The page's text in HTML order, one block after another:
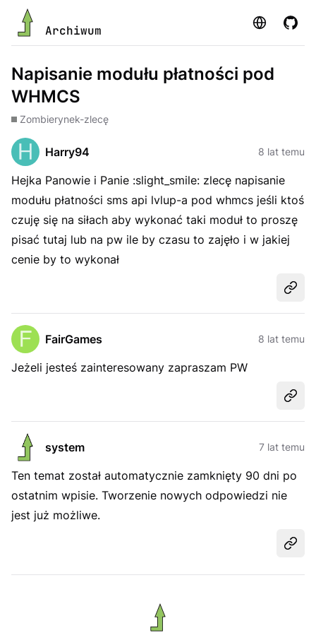
Archiwum Strona
Napisanie modułu płatności pod
WHMCS
Zombierynek-zlecę
Harry94 8 lat temu
Hejka Panowie i Panie :slight_smile: zlecę napisanie
modułu płatności sms api lvlup-a pod whmcs jeśli ktoś
czuję się na siłach aby wykonać taki moduł to proszę
pisać tutaj lub na pw ile by czasu to zajęło i w jakiej
cenie by to wykonał
FairGames 8 lat temu
Jeżeli jesteś zainteresowany zapraszam PW
system 7 lat temu
Ten temat został automatycznie zamknięty 90 dni po
ostatnim wpisie. Tworzenie nowych odpowiedzi nie
jest już możliwe.